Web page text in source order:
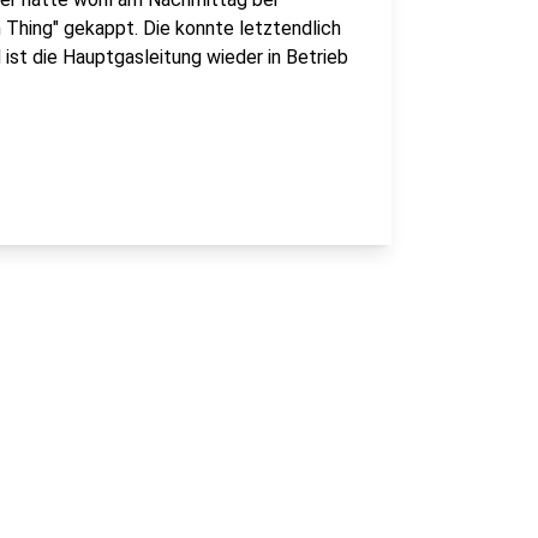
Thing" gekappt. Die konnte letztendlich
die Hauptgasleitung wieder in Betrieb